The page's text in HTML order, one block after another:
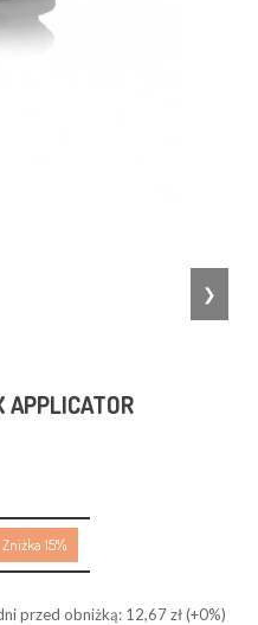
❯
Zniżka 15%
przed obniżką: 12,67 zł(+0%)